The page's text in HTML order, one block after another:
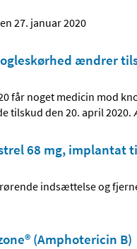
27. januar 2020
ændrer
får noget medicin mod
tilskud den 20. april
68 mg, implantat
indsættelse og
(Amphotericin B)